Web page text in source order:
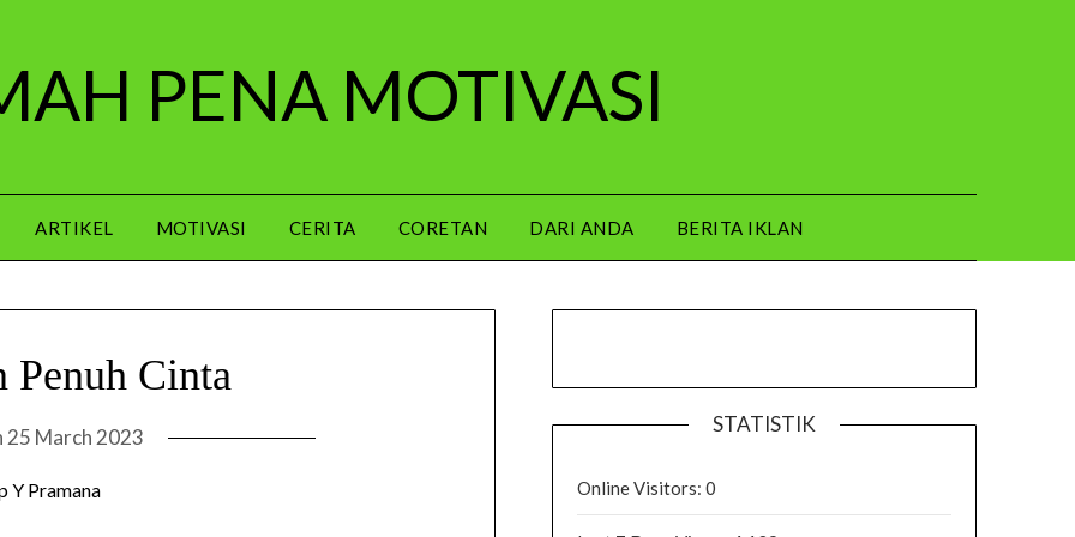
PENA MOTIVASI
ARTIKEL MOTIVASI CERITA CORETAN DARI ANDA BERITA IKLAN
Penuh Cinta
25 March 2023
Y Pramana
STATISTIK
Online Visitors: 0